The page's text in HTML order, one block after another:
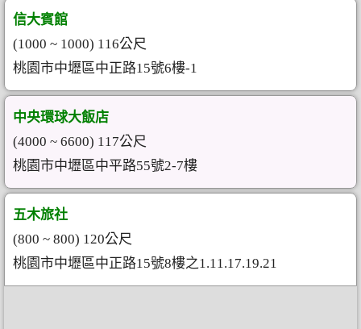
信大賓館
(1000 ~ 1000) 116公尺
桃園市中壢區中正路15號6樓-1
中央環球大飯店
(4000 ~ 6600) 117公尺
桃園市中壢區中平路55號2-7樓
五木旅社
(800 ~ 800) 120公尺
桃園市中壢區中正路15號8樓之1.11.17.19.21